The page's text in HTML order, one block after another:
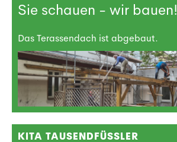
Sie schauen - wir bauen!
Das Terassendach ist abgebaut.
KITA TAUSENDFÜSSLER